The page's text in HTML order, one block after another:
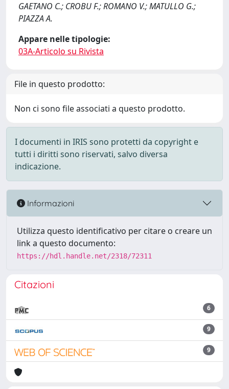
GAETANO C.; CROBU F.; ROMANO V.; MATULLO G.;
PIAZZA A.
Appare nelle tipologie:
03A-Articolo su Rivista
File in questo prodotto:
Non ci sono file associati a questo prodotto.
I documenti in IRIS sono protetti da copyright e
tutti i diritti sono riservati, salvo diversa
indicazione.
Informazioni
Utilizza questo identificativo per citare o creare un
link a questo documento:
https://hdl.handle.net/2318/72311
Citazioni
6
9
9